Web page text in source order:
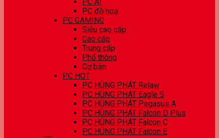
PC đồ hoạ
PC GAMING
Siêu cao cấp
Cao cấp
Trung cấp
Phổ thông
Cơ bản
PC HOT
PC HÙNG PHÁT Relaw
PC HÙNG PHÁT Eagle S
PC HÙNG PHÁT Pegasus A
PC HÙNG PHÁT Falcon D Plus
PC HÙNG PHÁT Falcon C
PC HÙNG PHÁT Falcon E